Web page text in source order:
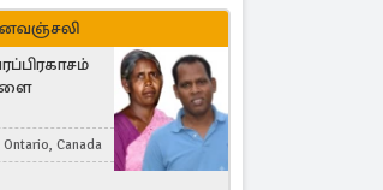
Canada